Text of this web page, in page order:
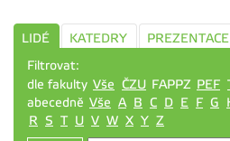
LIDÉ KATEDRY
PREZENTACE
Filtrovat:
dle fakulty Vše ČZU FAPPZ PEF
abecedně Vše A B C D E F G
R S T U V W X Y Z